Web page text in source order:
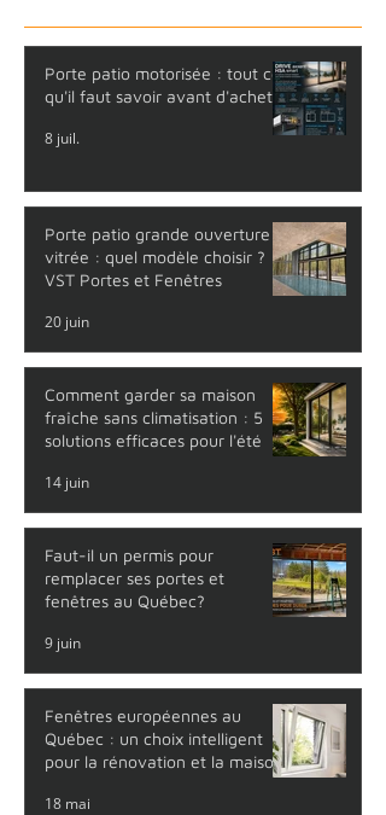
Porte patio motorisée : tout ce
qu'il faut savoir avant d'acheter
8 juil.
Porte patio grande ouverture
vitrée : quel modèle choisir ?
VST Portes et Fenêtres
20 juin
Comment garder sa maison
fraîche sans climatisation : 5
solutions efficaces pour l'été
14 juin
Faut-il un permis pour
remplacer ses portes et
fenêtres au Québec?
9 juin
Fenêtres européennes au
Québec : un choix intelligent
pour la rénovation et la maison
18 mai